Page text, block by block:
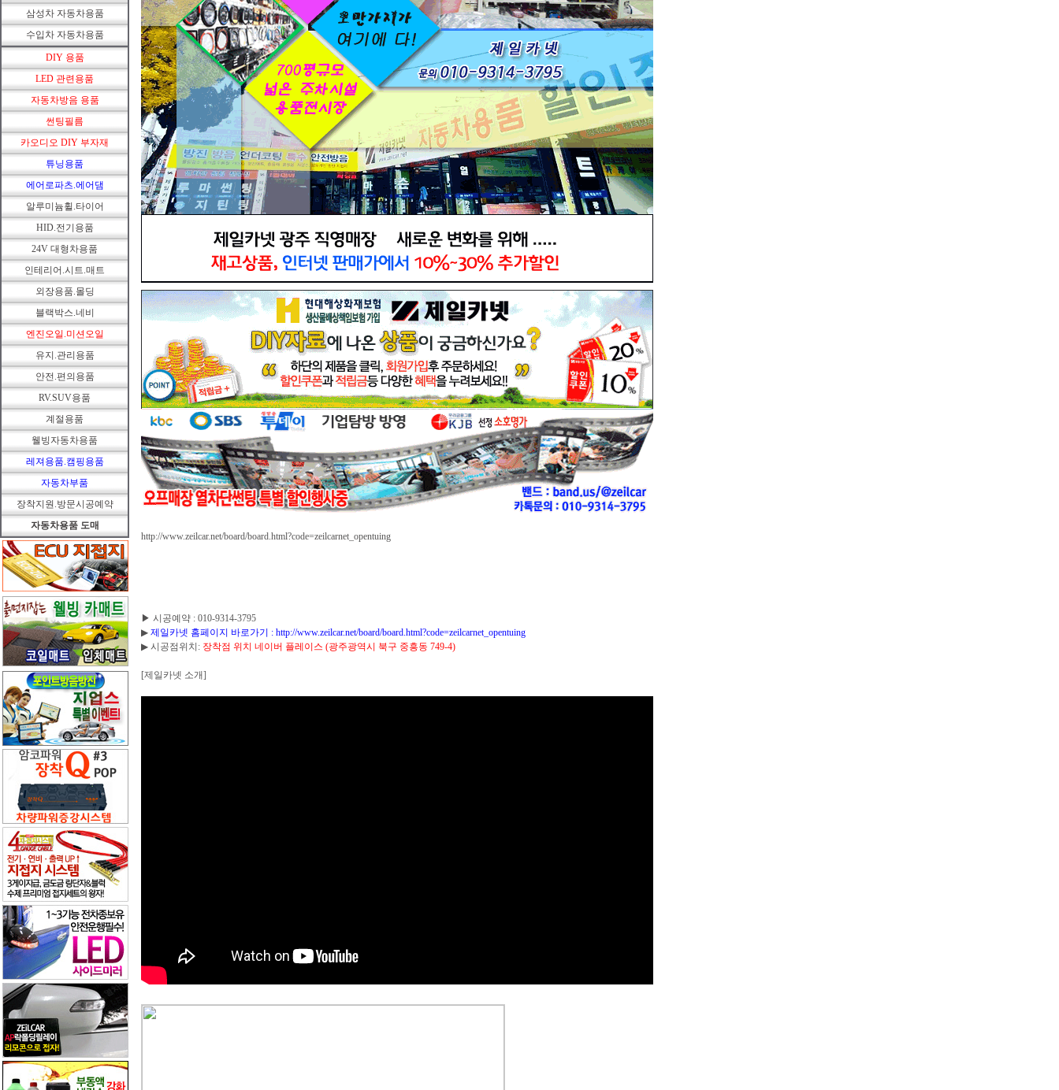
삼성차 자동차용품
수입차 자동차용품
DIY 용품
LED 관련용품
자동차방음 용품
썬팅필름
카오디오 DIY 부자재
튜닝용품
에어로파츠.에어댐
알루미늄휠.타이어
HID.전기용품
24V 대형차용품
인테리어.시트.매트
외장용품.몰딩
블랙박스.네비
엔진오일.미션오일
유지.관리용품
안전.편의용품
RV.SUV용품
계절용품
웰빙자동차용품
레져용품.캠핑용품
자동차부품
장착지원.방문시공예약
자동차용품 도매
http://www.zeilcar.net/board/board.html?code=zeilcarnet_opentuing
▶ 시공예약 : 010-9314-3795
▶ 제일카넷 홈페이지 바로가기 : http://www.zeilcar.net/board/board.html?code=zeilcarnet_opentuing
▶ 시공점위치: 장착점 위치 네이버 플레이스 (광주광역시 북구 중흥동 749-4)
[제일카넷 소개]